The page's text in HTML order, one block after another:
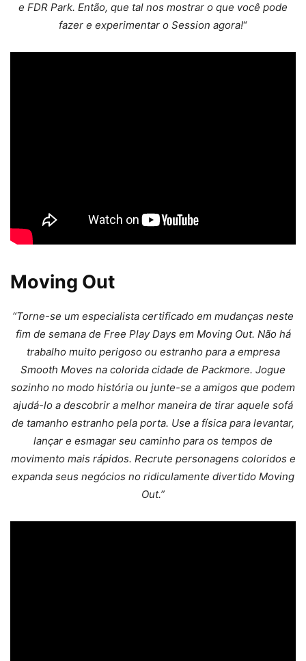
e FDR Park. Então, que tal nos mostrar o que você pode
fazer e experimentar o Session agora!“
Moving Out
“Torne-se um especialista certificado em mudanças neste
fim de semana de Free Play Days em Moving Out. Não há
trabalho muito perigoso ou estranho para a empresa
Smooth Moves na colorida cidade de Packmore. Jogue
sozinho no modo história ou junte-se a amigos que podem
ajudá-lo a descobrir a melhor maneira de tirar aquele sofá
de tamanho estranho pela porta. Use a física para levantar,
lançar e esmagar seu caminho para os tempos de
movimento mais rápidos. Recrute personagens coloridos e
expanda seus negócios no ridiculamente divertido Moving
Out.”